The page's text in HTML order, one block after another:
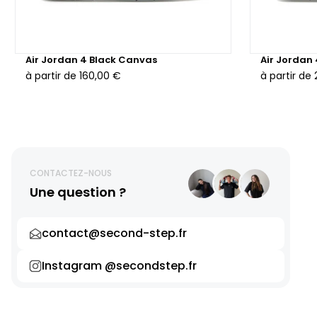
Air Jordan 4 Black Canvas
à partir de 160,00 €
Air Jordan
à partir de
CONTACTEZ-NOUS
Une question ?
contact@second-step.fr
Instagram @secondstep.fr